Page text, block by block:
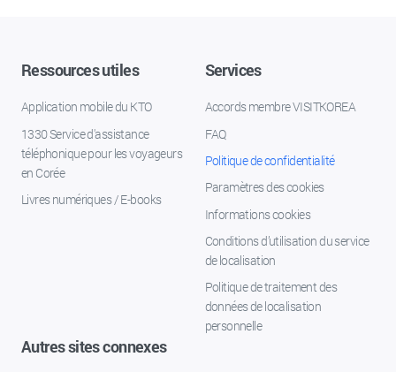
Ressources utiles
Application mobile du KTO
1330 Service d'assistance
téléphonique pour les voyageurs
en Corée
Livres numériques / E-books
Services
Accords membre VISITKOREA
FAQ
Politique de confidentialité
Paramètres des cookies
Informations cookies
Conditions d’utilisation du service
de localisation
Politique de traitement des
données de localisation
personnelle
Autres sites connexes